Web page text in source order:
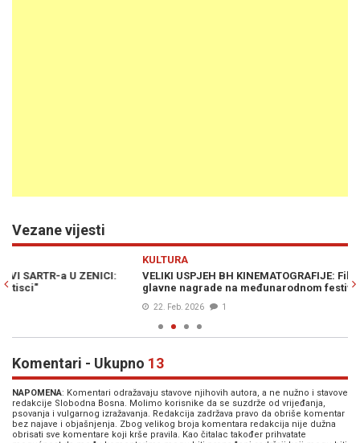
Vezane vijesti
VELIKI USPJEH BH KINEMATOGRAFIJE: Film "Paviljon" osvojio dvije
glavne nagrade na međunarodnom festivalu u Švedskoj
Komentari - Ukupno 13
NAPOMENA: Komentari odražavaju stavove njihovih autora, a ne nužno i stavove
redakcije Slobodna Bosna. Molimo korisnike da se suzdrže od vrijeđanja,
psovanja i vulgarnog izražavanja. Redakcija zadržava pravo da obriše komentar
bez najave i objašnjenja. Zbog velikog broja komentara redakcija nije dužna
obrisati sve komentare koji krše pravila. Kao čitalac također prihvatate